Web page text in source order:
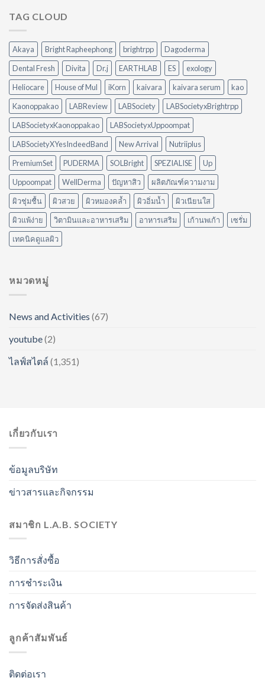
5
คราบ
น้ำมัน
แบบ
ไม่
ต้อง
ออกแรง
ขัด
Spray
Diffuser
ต่าง
กัน
อย่างไร?
ใช้
อะไร
ดี
ให้
เหมาะ
กับ
บ้าน
ของ
คุณ
TAG CLOUD
Akaya Bright Rapheephong brightrpp
Dagoderma
Dental Fresh
Divita Dr.j EARTHLAB ES
exology
Heliocare
House of Mul iKorn kaivara kaivara serum
kao
Kaonoppakao
LABReview LABSociety
LABSocietyxBrightrpp
LABSocietyxKaonoppakao
LABSocietyxUppoompat
LABSocietyXYesIndeedBand
New Arrival
Nutriiplus
PremiumSet
PUDERMA SOLBright SPEZIALISE
Up
Uppoompat
WellDerma ปัญหาสิว
ผลิตภัณฑ์ความงาม
ผิวชุ่มชื้น
ผิวสวย ผิวหมองคล้ำ ผิวอิ่มน้ำ
ผิวเนียนใส
ผิวแพ้ง่าย
วิตามินและอาหารเสริม อาหารเสริม เก้านพเก้า
เซรั่ม
เทคนิคดูแลผิว
หมวดหมู่
News and Activities (67)
youtube(2)
ไลฟ์สไตล์ (1,351)
เกี่ยวกับเรา
ข้อมูลบริษัท
ข่าวสารและกิจกรรม
สมาชิก L.A.B. SOCIETY
วิธีการสั่งซื้อ
การชำระเงิน
การจัดส่งสินค้า
ลูกค้าสัมพันธ์
ติดต่อเรา